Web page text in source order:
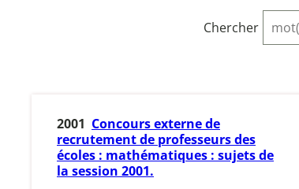
Chercher
2001 Concours externe de
recrutement de professeurs des
écoles : mathématiques : sujets de
la session 2001.